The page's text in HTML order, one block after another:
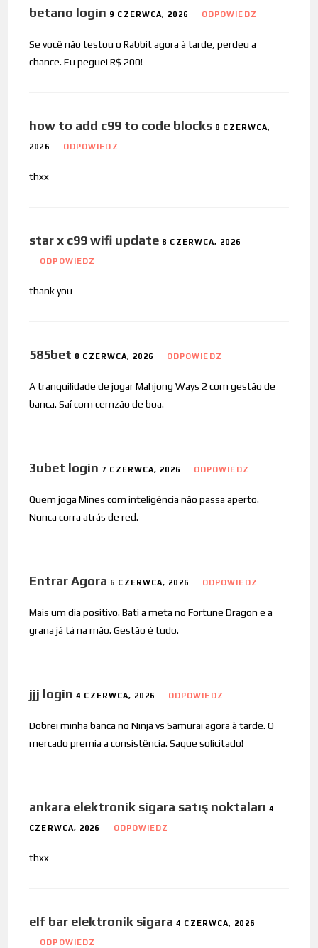
betano login 9 CZERWCA, 2026 ODPOWIEDZ
Se você não testou o Rabbit agora à tarde, perdeu a
chance. Eu peguei R$ 200!
how to add c99 to code blocks 8 CZERWCA,
2026 ODPOWIEDZ
thxx
star x c99 wifi update 8 CZERWCA, 2026
ODPOWIEDZ
thank you
585bet 8 CZERWCA, 2026 ODPOWIEDZ
A tranquilidade de jogar Mahjong Ways 2 com gestão de
banca. Saí com cemzão de boa.
3ubet login 7 CZERWCA, 2026 ODPOWIEDZ
Quem joga Mines com inteligência não passa aperto.
Nunca corra atrás de red.
Entrar Agora 6 CZERWCA, 2026 ODPOWIEDZ
Mais um dia positivo. Bati a meta no Fortune Dragon e a
grana já tá na mão. Gestão é tudo.
jjj login 4 CZERWCA, 2026 ODPOWIEDZ
Dobrei minha banca no Ninja vs Samurai agora à tarde. O
mercado premia a consistência. Saque solicitado!
ankara elektronik sigara satış noktaları 4
CZERWCA, 2026 ODPOWIEDZ
thxx
elf bar elektronik sigara 4 CZERWCA, 2026
ODPOWIEDZ